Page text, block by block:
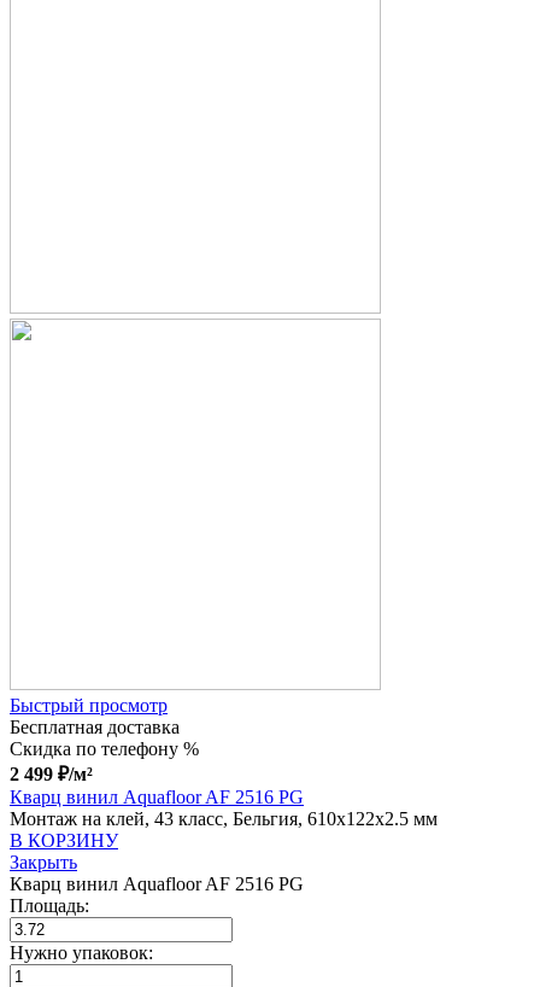
Быстрый просмотр
Бесплатная доставка
Скидка по телефону %
2 499 ₽/м²
Кварц винил Aquafloor AF 2516 PG
Монтаж на клей, 43 класс, Бельгия, 610x122x2.5 мм
В КОРЗИНУ
Закрыть
Кварц винил Aquafloor AF 2516 PG
Площадь:
Нужно упаковок: